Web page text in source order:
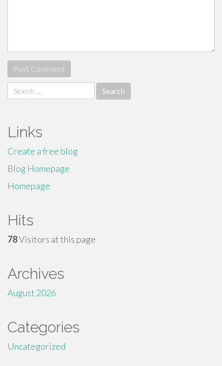
Search
for:
Links
Create a free blog
Blog Homepage
Homepage
Hits
78Visitors at this page
Archives
August 2026
Categories
Uncategorized